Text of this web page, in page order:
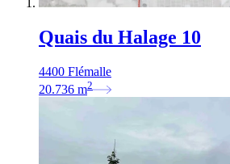
Quais du Halage 10
4400 Flémalle
20.736 m2